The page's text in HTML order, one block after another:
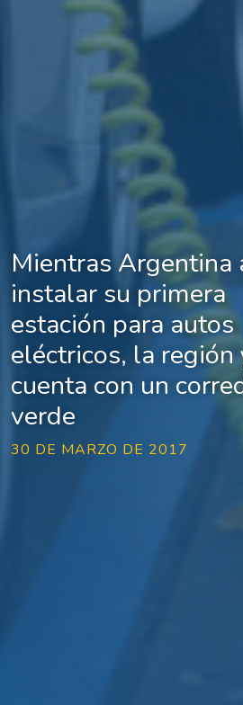
Mientras Argentina
instalar su primera
estación para autos
eléctricos, la región
cuenta con un
verde
30 DE MARZO DE 2017